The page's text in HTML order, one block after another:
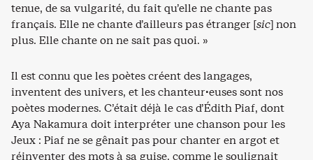
tenue, de sa vulgarité, du fait qu’elle ne chante pas
français. Elle ne chante d’ailleurs pas étranger [sic] non
plus. Elle chante on ne sait pas quoi. »
Il est connu que les poètes créent des langages,
inventent des univers, et les chanteur·euses sont nos
poètes modernes. C’était déjà le cas d’Édith Piaf, dont
Aya Nakamura doit interpréter une chanson pour les
Jeux : Piaf ne se gênait pas pour chanter en argot et
réinventer des mots à sa guise, comme le soulignait